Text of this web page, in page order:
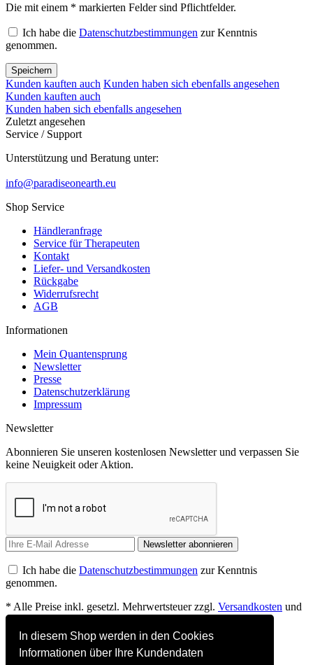
In diesem Shop werden in den Cookies
Informationen über Ihre Kundendaten
Die mit einem * markierten Felder sind Pflichtfelder.
Ich habe die Datenschutzbestimmungen zur Kenntnis
genommen.
Speichern
Kunden kauften auch Kunden haben sich ebenfalls angesehen
Kunden kauften auch
Kunden haben sich ebenfalls angesehen
Zuletzt angesehen
Service / Support
Unterstützung und Beratung unter:
info@paradiseonearth.eu
Shop Service
Händleranfrage
Service für Therapeuten
Kontakt
Liefer- und Versandkosten
Rückgabe
Widerrufsrecht
AGB
Informationen
Mein Quantensprung
Newsletter
Presse
Datenschutzerklärung
Impressum
Newsletter
Abonnieren Sie unseren kostenlosen Newsletter und verpassen Sie
keine Neuigkeit oder Aktion.
Newsletter abonnieren
Ich habe die Datenschutzbestimmungen zur Kenntnis
genommen.
* Alle Preise inkl. gesetzl. Mehrwertsteuer zzgl. Versandkosten und
ggf. Nachnahmegebühren, wenn nicht anders beschrieben
Mein Quantensprung
Newsletter akzeptieren